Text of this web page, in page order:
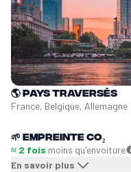
🌎Pays traversés
France, Belgique, Allemagne
🌱 Empreinte CO₂
≈ 2 fois moins qu'envoiture
En savoir plus